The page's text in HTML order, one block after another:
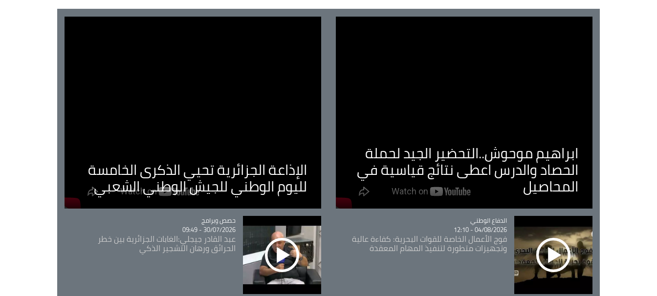
ابراهيم موحوش..التحضير الجيد لحملة
الحصاد والدرس اعطى نتائج قياسية في
المحاصيل
الإذاعة الجزائرية تحيي الذكرى الخامسة
لليوم الوطني للجيش الوطني الشعبي
Catégorie
الدفاع الوطني
04/08/2026 - 12:10
فوج الأعمال الخاصة للقوات البحرية: كفاءة عالية
وتجهيزات متطورة لتنفيذ المهام المعقدة
Catégorie
حصص وبرامج
30/07/2026 - 09:49
عبد القادر جيجلي:الغابات الجزائرية بين خطر
الحرائق ورهان التشجير الذكي